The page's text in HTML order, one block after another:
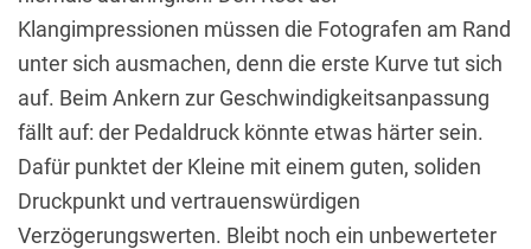
Klangimpressionen müssen die Fotografen am Rand
unter sich ausmachen, denn die erste Kurve tut sich
auf. Beim Ankern zur Geschwindigkeitsanpassung
fällt auf: der Pedaldruck könnte etwas härter sein.
Dafür punktet der Kleine mit einem guten, soliden
Druckpunkt und vertrauenswürdigen
Verzögerungswerten. Bleibt noch ein unbewerteter